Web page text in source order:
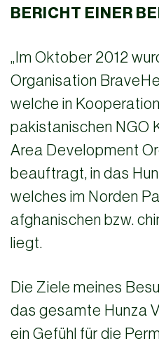
BERICHT EINER
„Im Oktober 2012
Organisation
welche in
pakistanischen NGO
Area Development
beauftragt, in das
welches im Norden
afghanischen bzw.
liegt.
Die Ziele meines
das gesamte Hunza
ein Gefühl für die